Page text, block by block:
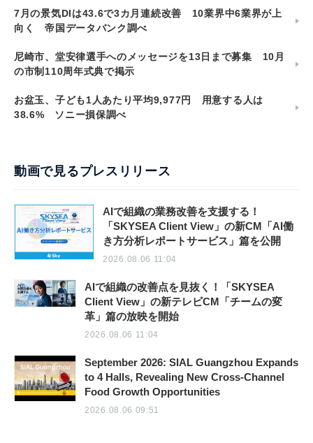
7月の景気DIは43.6で3カ月連続改善 10業界中6業界が上
向く 帝国データバンク調べ
尼崎市、堂安律選手へのメッセージを13日まで募集 10月
の市制110周年式典で掲示
お盆玉、子ども1人あたり平均9,977円 用意する人は
38.6% ソニー損保調べ
動画で見るプレスリリース
AIで組織の業務改善を支援する！
「SKYSEA Client View」の新CM「AI働
き方分析レポートサービス」篇を公開
2026.08.06 11:04
AIで組織の改善点を見抜く！「SKYSEA
Client View」の新テレビCM「チームの変
革」篇の放映を開始
2026.08.06 11:04
September 2026: SIAL Guangzhou Expands
to 4 Halls, Revealing New Cross-Channel
Food Growth Opportunities
2026.08.06 09:51